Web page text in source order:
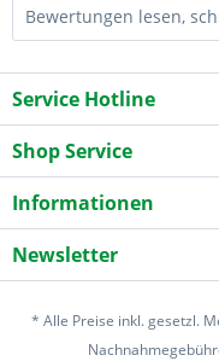
Bewertungen lesen,
Service Hotline
Shop Service
Informationen
Newsletter
* Alle Preise inkl. gesetzl.